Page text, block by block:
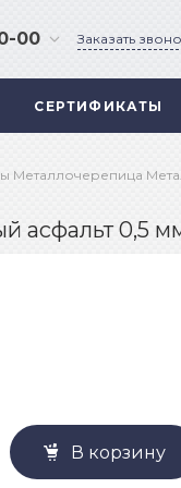
00 Заказать
СЕРТИФИКАТЫ
Металлочерепица
асфальт 0,5
В корзину